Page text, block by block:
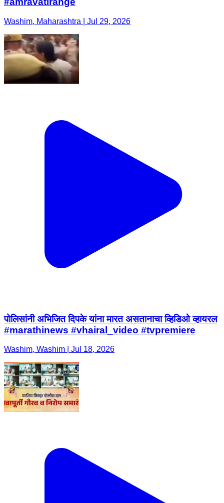
Washim, Maharashtra | Jul 29, 2026
पोलिसांनी अभिजित दिपके यांना मारत असतानाचा व्हिडिओ व्हायरल
#marathinews #vhairal_video #tvpremiere
Washim, Washim | Jul 18, 2026